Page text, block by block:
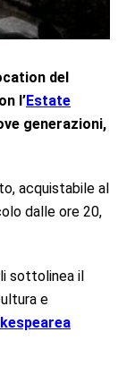
del
l’Estate
generazioni,
acquistabile al
dalle ore 20,
sottolinea il
e